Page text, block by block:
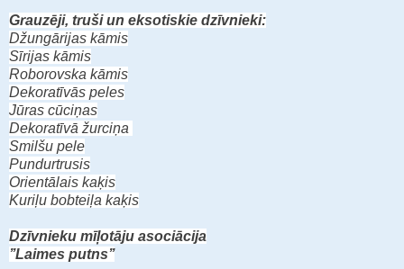
Grauzēji, truši un eksotiskie dzīvnieki:
Džungārijas kāmis
Sīrijas kāmis
Roborovska kāmis
Dekoratīvās peles
Jūras cūciņas
Dekoratīvā žurciņa
Smilšu pele
Pundurtrusis
Orientālais kaķis
Kuriļu bobteiļa kaķis
Dzīvnieku mīļotāju asociācija
’’Laimes putns’’